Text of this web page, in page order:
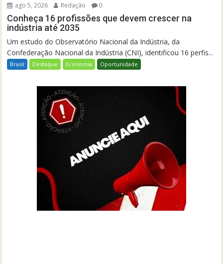
ago 5, 2026 Redação 0
Conheça 16 profissões que devem crescer na
indústria até 2035
Um estudo do Observatório Nacional da Indústria, da
Confederação Nacional da Indústria (CNI), identificou 16 perfis...
Brasil Destaque Economia Oportunidade